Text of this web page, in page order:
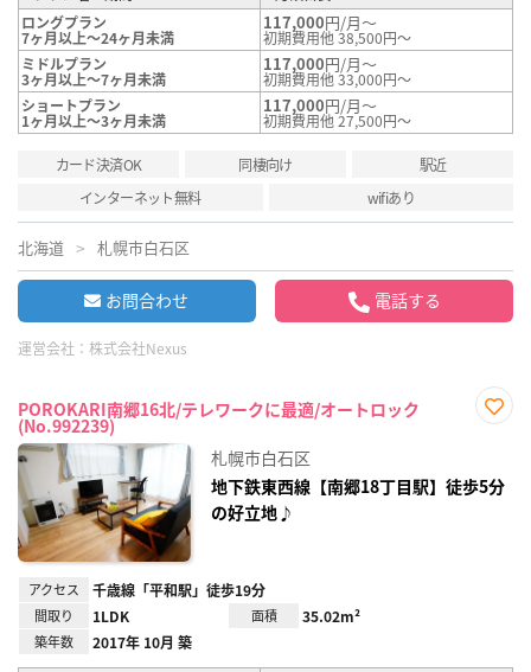
ロングプラン
7ヶ月以上～24ヶ月未満
117,000円/月～
初期費用他 38,500円～
ミドルプラン
3ヶ月以上～7ヶ月未満
117,000円/月～
初期費用他 33,000円～
ショートプラン
1ヶ月以上～3ヶ月未満
117,000円/月～
初期費用他 27,500円～
カード決済OK 同棲向け
駅近
インターネット無料
wifiあり
北海道 札幌市白石区
お問合わせ 電話する
運営会社： 株式会社Nexus
POROKARI南郷16北/テレワークに最適/オートロック
(No.992239)
録
札幌市白石区
地下鉄東西線【南郷18丁目駅】徒歩5分
の好立地♪
アクセス 千歳線「平和駅」徒歩19分
間取り 1LDK 面積 35.02m²
築年数 2017年 10月 築